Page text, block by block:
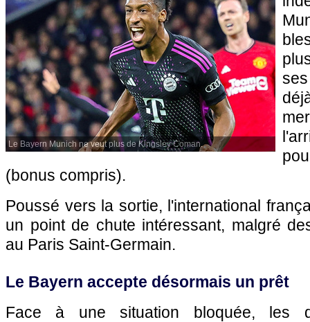
Le Bayern Munich ne veut plus de Kingsley Coman.
(bonus compris).
Poussé vers la sortie, l'international
un point de chute intéressant, malgré
au Paris Saint-Germain.
Le Bayern accepte désormais un prêt
Face à une situation bloquée, les